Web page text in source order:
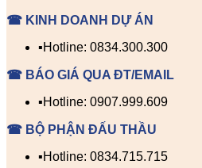
☎ KINH DOANH DỰ ÁN
▪️Hotline: 0834.300.300
☎ BÁO GIÁ QUA ĐT/EMAIL
▪️Hotline: 0907.999.609
☎ BỘ PHẬN ĐẤU THẦU
▪️Hotline: 0834.715.715